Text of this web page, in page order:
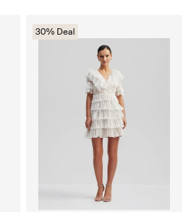
30% Deal